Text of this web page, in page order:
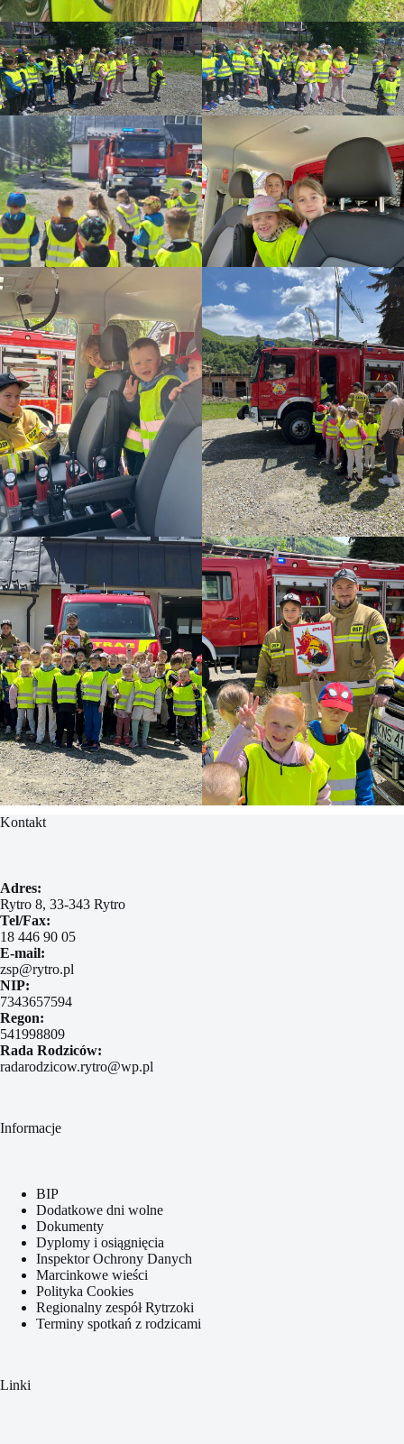
Kontakt
Adres:
Rytro 8, 33-343 Rytro
Tel/Fax:
18 446 90 05
E-mail:
zsp@rytro.pl
NIP:
7343657594
Regon:
541998809
Rada Rodziców:
radarodzicow.rytro@wp.pl
Informacje
BIP
Dodatkowe dni wolne
Dokumenty
Dyplomy i osiągnięcia
Inspektor Ochrony Danych
Marcinkowe wieści
Polityka Cookies
Regionalny zespół Rytrzoki
Terminy spotkań z rodzicami
Linki